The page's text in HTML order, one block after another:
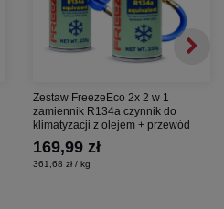
Zestaw FreezeEco 2x 2 w 1
zamiennik R134a czynnik do
klimatyzacji z olejem + przewód
169,99 zł
361,68 zł / kg